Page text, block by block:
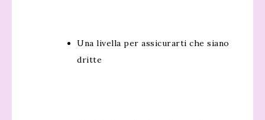
Una livella per assicurarti che siano
dritte